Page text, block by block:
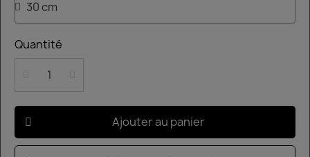
Quantité
Ajouter au panier